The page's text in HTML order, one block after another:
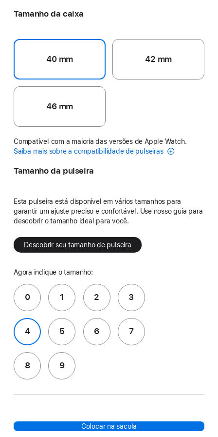
Tamanho da caixa
40 mm 42 mm
46 mm
Compatível com a maioria das versões de Apple Watch.
Saiba mais sobre a compatibilidade de pulseiras
Tamanho da pulseira
Esta pulseira está disponível em vários tamanhos para
garantir um ajuste preciso e confortável. Use nosso guia para
descobrir o tamanho ideal para você.
Descobrir seu tamanho de pulseira
Agora indique o tamanho:
0 1 2 3
4 5 6 7
8 9
Colocar na sacola